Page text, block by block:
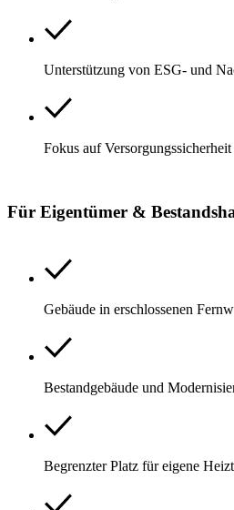
Unterstützung von ESG- und
Fokus auf
Für Eigentümer &
Gebäude in erschlossenen
Bestandgebäude und
Begrenzter Platz für eigene